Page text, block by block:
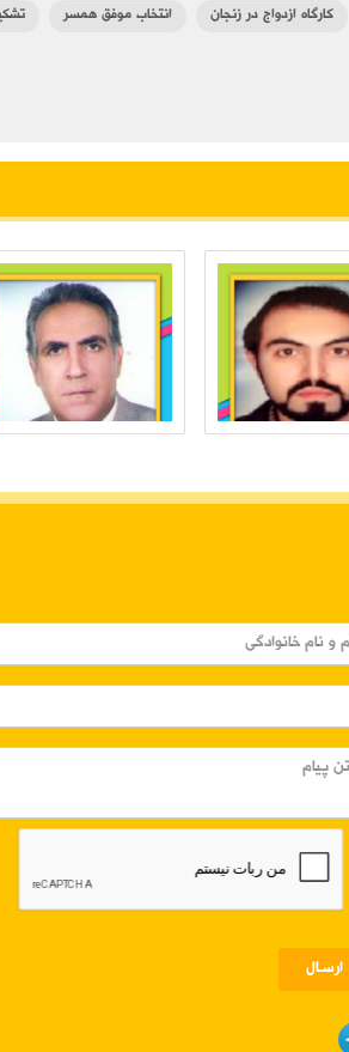
کارگاه ازدواج در زنجان انتخاب موفق همسر
ارسـال